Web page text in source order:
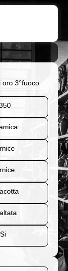
3°fuoco
Si